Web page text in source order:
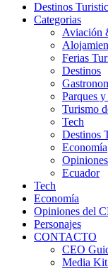
Destinos
Categorias
Aviación
Ferias
Destinos
Parques
Turismo
Tech
Destinos
Economía
Ecuador
Tech
Economía
Opiniones del
Personajes
CONTACTO
CEO
Media